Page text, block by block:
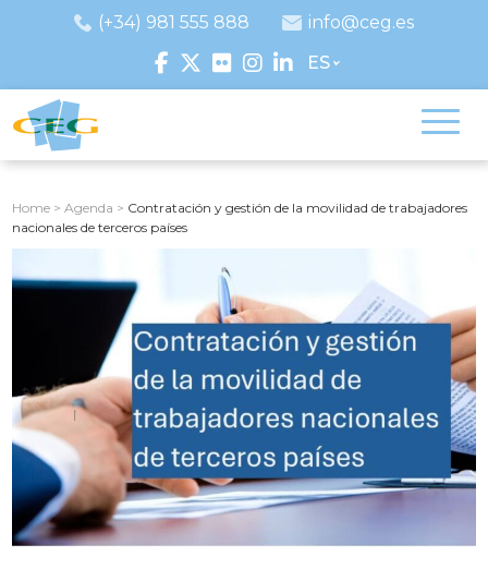
(+34) 981 555 888
info@ceg.es
ES
Home >Agenda > Contratación y gestión de la movilidad de trabajadores
nacionales de terceros países